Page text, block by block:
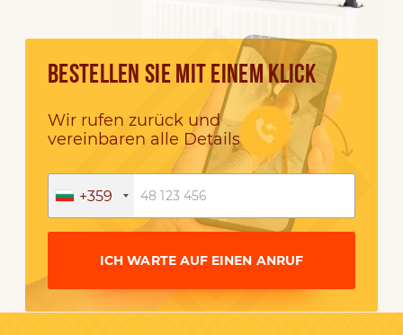
BESTELLEN SIE MIT EINEM KLICK
Wir rufen zurück und
vereinbaren alle Details
+359
ICH WARTE AUF EINEN ANRUF